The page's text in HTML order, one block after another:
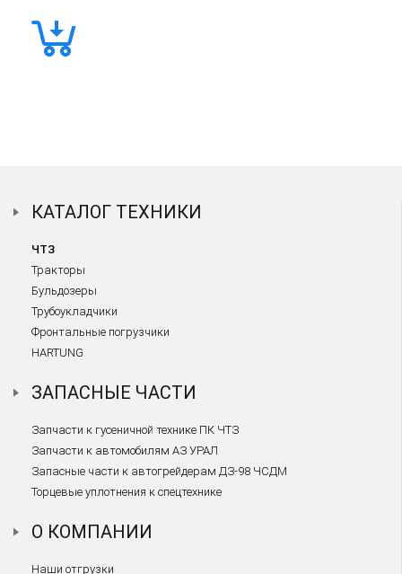
КАТАЛОГ ТЕХНИКИ
ЧТЗ
Тракторы
Бульдозеры
Трубоукладчики
Фронтальные погрузчики
HARTUNG
ЗАПАСНЫЕ ЧАСТИ
Запчасти к гусеничной технике ПК ЧТЗ
Запчасти к автомобилям АЗ УРАЛ
Запасные части к автогрейдерам ДЗ-98 ЧСДМ
Торцевые уплотнения к спецтехнике
О КОМПАНИИ
Наши отгрузки